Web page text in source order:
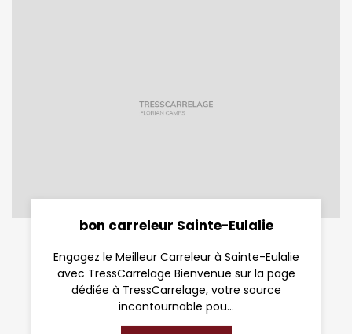
bon carreleur Sainte-Eulalie
Engagez le Meilleur Carreleur à Sainte-Eulalie
avec TressCarrelage Bienvenue sur la page
dédiée à TressCarrelage, votre source
incontournable pou...